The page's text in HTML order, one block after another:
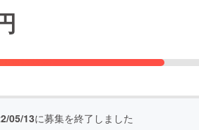
05/13に募集を終了しました